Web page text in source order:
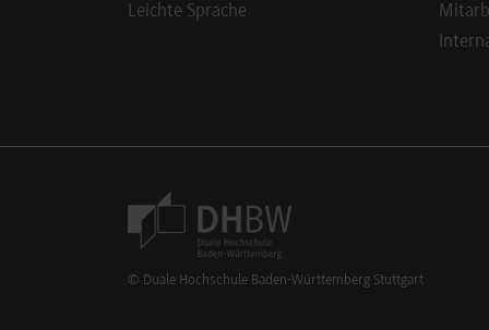
Leichte Sprache
Footer Meta Navigation
© Duale Hochschule Baden-Württemberg Stuttgart